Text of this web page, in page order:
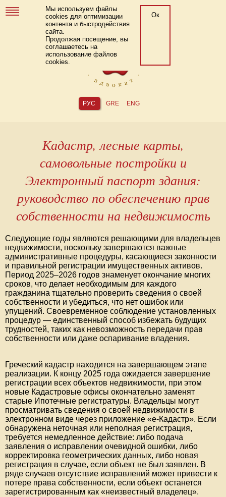
Мы используем файлы
cookies для оптимизации
контента и быстродействия
сайта.
Продолжая посещение, вы
соглашаетесь на
использование файлов
cookies.
Ок
РУС GRE ENG
Кадастр, лесные карты,
самовольные постройки и
Электронный паспорт здания:
руководство по обеспечению прав
собственности на недвижимость
Следующие годы являются решающими для владельцев
недвижимости, поскольку завершаются важные
административные процедуры, касающиеся законности
и правильной регистрации имущественных активов.
Период 2025–2026 годов знаменует окончание многих
сроков, что делает необходимым для каждого
гражданина тщательно проверить сведения о своей
собственности и убедиться, что нет ошибок или
упущений. Своевременное соблюдение установленных
процедур — единственный способ избежать будущих
трудностей, таких как невозможность передачи прав
собственности или даже оспаривание владения.
Греческий кадастр находится на завершающем этапе
реализации. К концу 2025 года ожидается завершение
регистрации всех объектов недвижимости, при этом
новые Кадастровые офисы окончательно заменят
старые Ипотечные регистратуры. Владельцы могут
просматривать сведения о своей недвижимости в
электронном виде через приложение «e-Кадастр». Если
обнаружена неточная или неполная регистрация,
требуется немедленное действие: либо подача
заявления о исправлении очевидной ошибки, либо
корректировка геометрических данных, либо новая
регистрация в случае, если объект не был заявлен. В
ряде случаев отсутствие исправлений может привести к
потере права собственности, если объект останется
зарегистрированным как «неизвестный владелец».